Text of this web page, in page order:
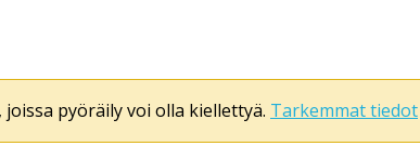
pyöräily voi olla kiellettyä. Tarkemmat tiedot